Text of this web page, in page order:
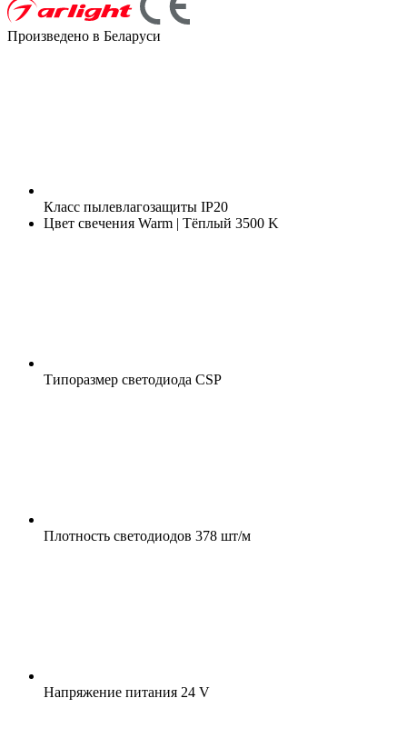
Произведено в Беларуси
Класс пылевлагозащиты IP20
Цвет свечения Warm | Тёплый 3500 K
Типоразмер светодиода CSP
Плотность светодиодов 378 шт/м
Напряжение питания 24 V